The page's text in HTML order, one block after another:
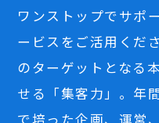
ワンストップでサポ
ービスをご活用くだ
のターゲットとなる
せる「集客力」。年
で培った企画、運営